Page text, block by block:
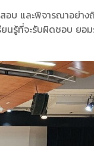
บ และพิจารณาอย่าง
นรู้ที่จะรับผิดชอบ ยอ